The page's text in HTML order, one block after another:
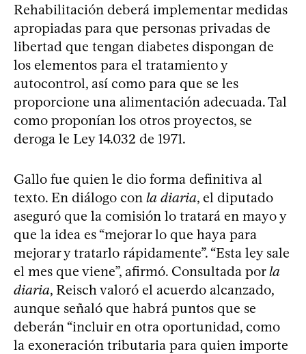
Rehabilitación deberá implementar medidas
apropiadas para que personas privadas de
libertad que tengan diabetes dispongan de
los elementos para el tratamiento y
autocontrol, así como para que se les
proporcione una alimentación adecuada. Tal
como proponían los otros proyectos, se
deroga le Ley 14.032 de 1971.
Gallo fue quien le dio forma definitiva al
texto. En diálogo con la diaria, el diputado
aseguró que la comisión lo tratará en mayo y
que la idea es “mejorar lo que haya para
mejorar y tratarlo rápidamente”. “Esta ley sale
el mes que viene”, afirmó. Consultada porla
diaria, Reisch valoró el acuerdo alcanzado,
aunque señaló que habrá puntos que se
deberán “incluir en otra oportunidad, como
la exoneración tributaria para quien importe